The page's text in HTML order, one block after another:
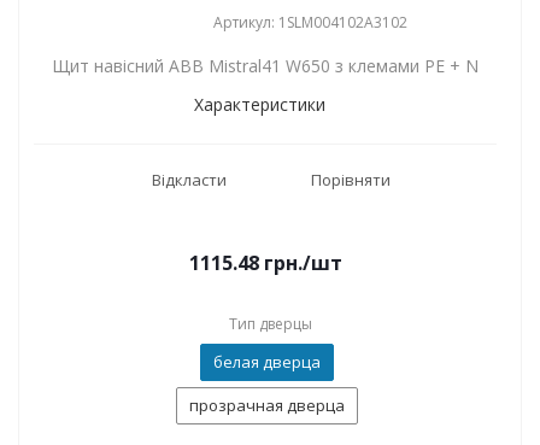
Артикул: 1SLM004102A3102
Щит навісний ABB Mistral41 W650 з клемами PE + N
Характеристики
Відкласти Порівняти
1115.48 грн./шт
Тип дверцы
белая дверца
прозрачная дверца